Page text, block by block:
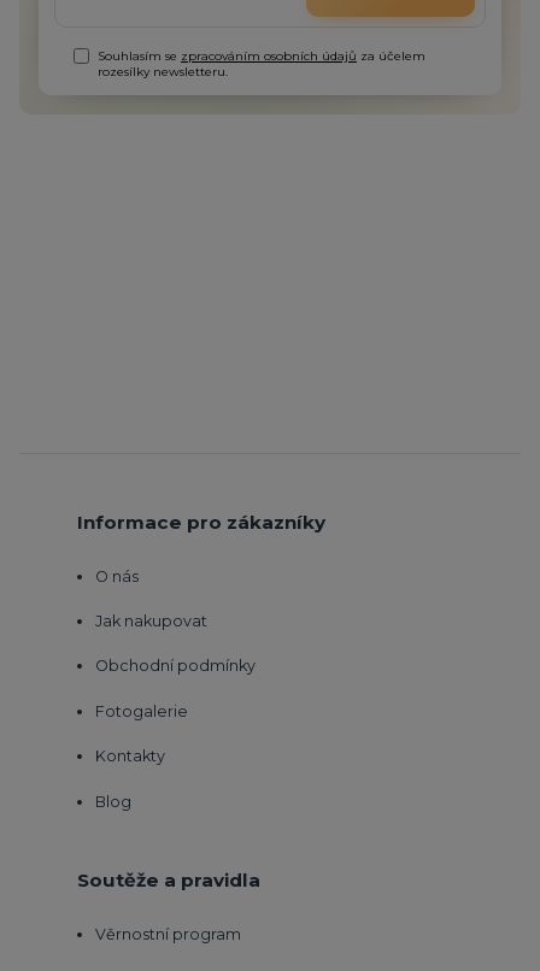
Souhlasím se zpracováním osobních údajů za účelem
rozesílky newsletteru.
Informace pro zákazníky
O nás
Jak nakupovat
Obchodní podmínky
Fotogalerie
Kontakty
Blog
Soutěže a pravidla
Věrnostní program